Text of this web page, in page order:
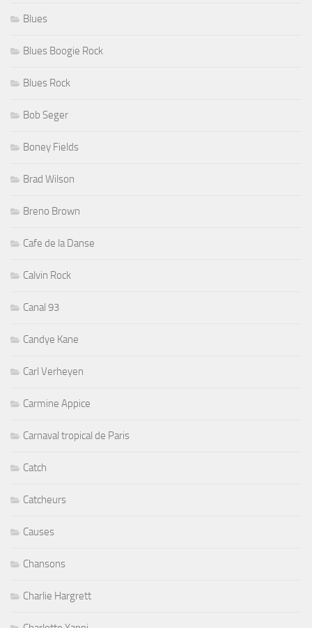
Blues
Blues Boogie Rock
Blues Rock
Bob Seger
Boney Fields
Brad Wilson
Breno Brown
Cafe de la Danse
Calvin Rock
Canal 93
Candye Kane
Carl Verheyen
Carmine Appice
Carnaval tropical de Paris
Catch
Catcheurs
Causes
Chansons
Charlie Hargrett